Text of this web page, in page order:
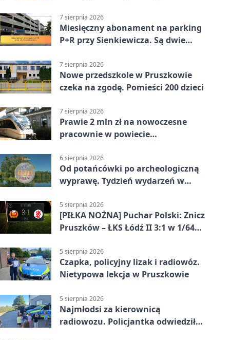
7 sierpnia 2026
Miesięczny abonament na parking
P+R przy Sienkiewicza. Są dwie
7 sierpnia 2026
Nowe przedszkole w Pruszkowie
czeka na zgodę. Pomieści 200 dzieci
7 sierpnia 2026
Prawie 2 mln zł na nowoczesne
pracownie w powiecie
6 sierpnia 2026
Od potańcówki po archeologiczną
wyprawę. Tydzień wydarzeń w
5 sierpnia 2026
[PIŁKA NOŻNA] Puchar Polski: Znicz
Pruszków – ŁKS Łódź II 3:1 w 1/64
5 sierpnia 2026
Czapka, policyjny lizak i radiowóz.
Nietypowa lekcja w Pruszkowie
5 sierpnia 2026
Najmłodsi za kierownicą
radiowozu. Policjantka odwiedziła